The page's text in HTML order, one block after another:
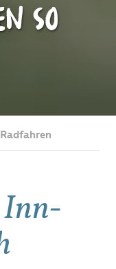
so
Radfahren